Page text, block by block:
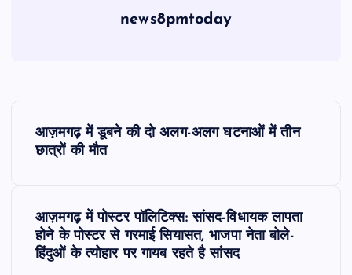
news8pmtoday
आज़मगढ़ में डूबने की दो अलग-अलग घटनाओं में तीन
छात्रों की मौत
आज़मगढ़ में पोस्टर पॉलिटिक्स: सांसद-विधायक लापता
होने के पोस्टर से गरमाई सियासत, भाजपा नेता बोले-
हिंदुओं के त्योहार पर गायब रहते है सांसद